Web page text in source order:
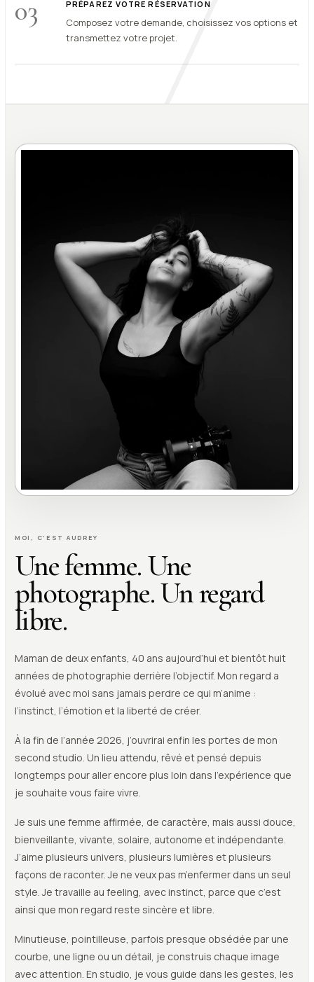
03 PRÉPAREZ VOTRE RÉSERVATION
Composez votre demande, choisissez vos options et
transmettez votre projet.
MOI, C’EST AUDREY
Une femme. Une
photographe. Un regard
libre.
Maman de deux enfants, 40 ans aujourd’hui et bientôt huit
années de photographie derrière l’objectif. Mon regard a
évolué avec moi sans jamais perdre ce qui m’anime :
l’instinct, l’émotion et la liberté de créer.
À la fin de l’année 2026, j’ouvrirai enfin les portes de mon
second studio. Un lieu attendu, rêvé et pensé depuis
longtemps pour aller encore plus loin dans l’expérience que
je souhaite vous faire vivre.
Je suis une femme affirmée, de caractère, mais aussi douce,
bienveillante, vivante, solaire, autonome et indépendante.
J’aime plusieurs univers, plusieurs lumières et plusieurs
façons de raconter. Je ne veux pas m’enfermer dans un seul
style. Je travaille au feeling, avec instinct, parce que c’est
ainsi que mon regard reste sincère et libre.
Minutieuse, pointilleuse, parfois presque obsédée par une
courbe, une ligne ou un détail, je construis chaque image
avec attention. En studio, je vous guide dans les gestes, les